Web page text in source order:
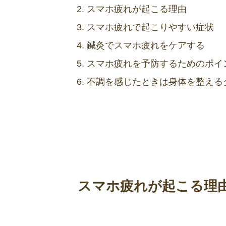
スマホ疲れが起こる理由
スマホ疲れで起こりやすい症状
鍼灸でスマホ疲れをケアする
スマホ疲れを予防するためのポイ
不調を感じたときは身体を整える
スマホ疲れが起こる理